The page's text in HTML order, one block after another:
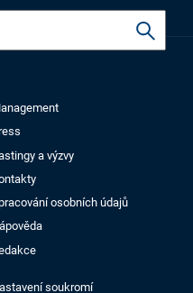
a výzvy
osobních údajů
soukromí